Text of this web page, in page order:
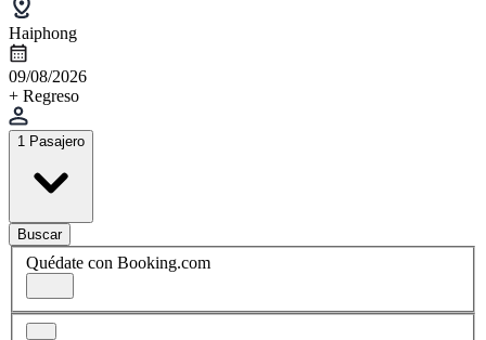
Haiphong
09/08/2026
+ Regreso
1 Pasajero
Buscar
Quédate con Booking.com